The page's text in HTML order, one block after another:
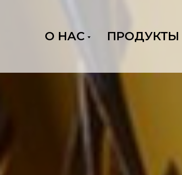
О НАС ПРОДУКТЫ